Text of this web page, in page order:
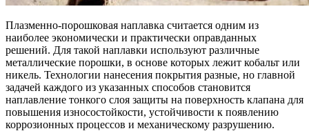
Плазменно-порошковая наплавка считается одним из
наиболее экономически и практически оправданных
решений. Для такой наплавки используют различные
металлические порошки, в основе которых лежит кобальт или
никель. Технологии нанесения покрытия разные, но главной
задачей каждого из указанных способов становится
наплавление тонкого слоя защиты на поверхность клапана для
повышения износостойкости, устойчивости к появлению
коррозионных процессов и механическому разрушению.